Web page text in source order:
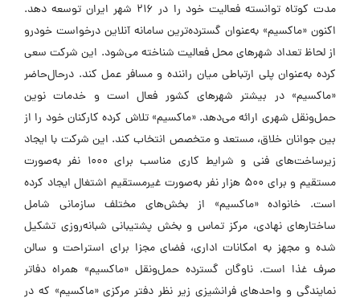
مدت کوتاه توانسته فعالیت خود را در ۲۱۶ شهر ایران توسعه دهد.
اکنون «ماکسیم» به‌عنوان گسترده‌ترین سامانه‌ آنلاین درخواست خودرو
از لحاظ تعداد شهرهای محل فعالیت شناخته می‌شود. این شرکت سعی
کرده به‌عنوان پلی ارتباطی میان راننده و مسافر عمل کند. درحال‌حاضر
«ماکسیم» در بیشتر شهرهای کشور فعال است و خدمات نوین
حمل‌ونقل شهری ارائه می‌دهد. «ماکسیم» تلاش کرده کارکنان خود را از
بین جوانان خلاق، مستعد و متخصص انتخاب کند. این شرکت با ایجاد
زیرساخت‌های فنی و شرایط کاری مناسب برای ۱۰۰۰ نفر به‌صورت
مستقیم و برای ۵۰۰ هزار نفر به‌صورت غیرمستقیم اشتغال ایجاد کرده
است. خانواده‌ «ماکسیم» از بخش‌های مختلف سازمانی شامل
ساختارهای نهادی، مرکز تماس و بخش پشتیبانی شبانه‌روزی تشکیل
شده و مجهز به امکانات اداری، فضای مجزا برای استراحت و سالن
صرف غذا است. ناوگان گسترده‌ حمل‌ونقل «ماکسیم» همراه دفاتر
نمایندگی و واحدهای فرانشیزی زیر نظر دفتر مرکزی «ماکسیم» که در